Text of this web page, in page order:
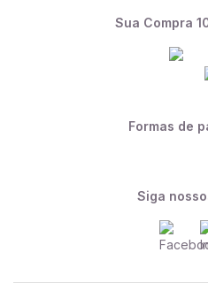
Sua Compra
Formas de
Siga